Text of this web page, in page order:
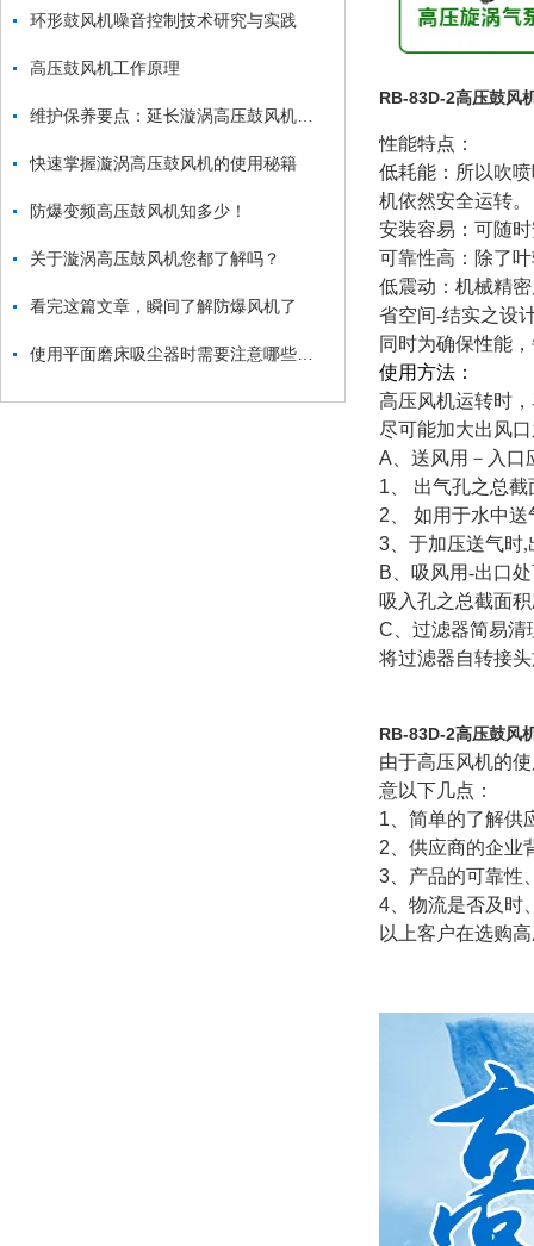
环形鼓风机噪音控制技术研究与实践
高压鼓风机工作原理
快速掌握漩涡高压鼓风机的使用秘籍
防爆变频高压鼓风机知多少！
关于漩涡高压鼓风机您都了解吗？
看完这篇文章，瞬间了解防爆风机了
RB-83D-2高压鼓风
性能特点：
低耗能：所以吹
机依然安全运转。
安装容易：可随
可靠性高：除了
低震动：机械精
省空间-结实之设
同时为确保性能
使用方法：
高压风机运转时
尽可能加大出风
A 、送风用－入
1 、 出气孔之总
2 、 如用于水中
3 、于加压送气
B 、吸风用-出口
吸入孔之总截面
C 、过滤器简易
将过滤器自转接
RB-83D-2高压鼓风
由于高压风机的
意以下几点：
1 、简单的了解
2 、供应商的企
3 、产品的可靠
4 、物流是否及时
以上客户在选购